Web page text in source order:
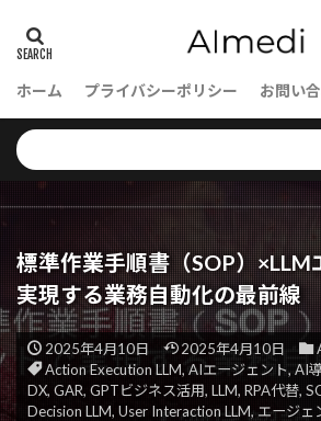
ホーム プライバシーポリシー お問い
標準作業手順書（SOP）×LLM
実現する業務自動化の最前線
2025年4月10日 2025年4月10日
Action Execution LLM,AIエージェント, AI
DX, GAR, GPTビジネス活用, LLM, RPA代替,
Decision LLM, User Interaction LLM,エージェ